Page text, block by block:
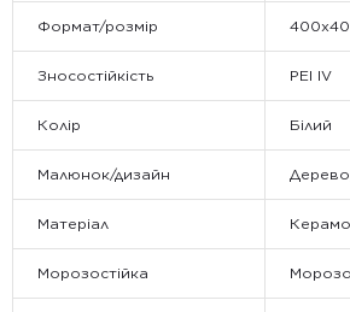
Формат/розмір
Зносостійкість PEI IV
Колір Білий
Малюнок/дизайн
Матеріал
Морозостійка